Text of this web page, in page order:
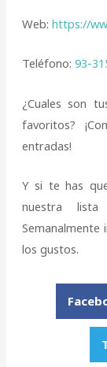
Web: https://
Teléfono: 93-
¿Cuales son
favoritos?
entradas!
Y si te has
nuestra
los gustos.